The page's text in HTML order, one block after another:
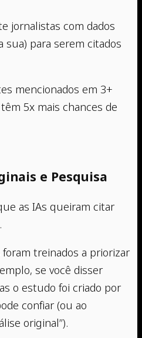
jornalistas com dados
sua) para serem citados
mencionados em 3+
5x mais chances de
e Pesquisa
as IAs queiram citar
foram treinados a priorizar
se você disser
o estudo foi criado por
confiar (ou ao
original”).